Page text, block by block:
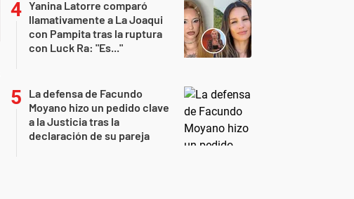
Yanina Latorre comparó
llamativamente a La Joaqui
con Pampita tras la ruptura
con Luck Ra: "Es..."
La defensa de Facundo
Moyano hizo un pedido clave
a la Justicia tras la
declaración de su pareja